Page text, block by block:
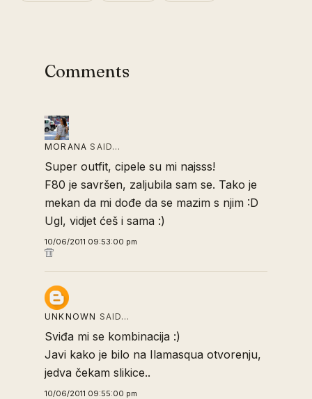
Comments
MORANASAID…
Super outfit, cipele su mi najsss!
F80 je savršen, zaljubila sam se. Tako je
mekan da mi dođe da se mazim s njim :D
Ugl, vidjet ćeš i sama :)
10/06/2011 09:53:00 pm
UNKNOWN SAID…
Sviđa mi se kombinacija :)
Javi kako je bilo na Ilamasqua otvorenju,
jedva čekam slikice..
10/06/2011 09:55:00 pm